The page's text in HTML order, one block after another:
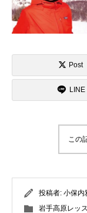
Post
LINE
この
投稿者: 小保内
岩手高原レッ